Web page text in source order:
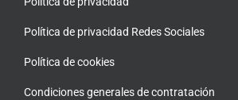
Política de privacidad Redes Sociales
Política de cookies
Condiciones generales de contratación